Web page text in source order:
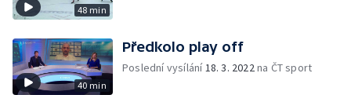
48 min
40 min
Předkolo play off
Poslední vysílání18. 3. 2022na ČT sport